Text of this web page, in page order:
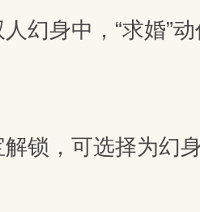
人幻身中，“求婚”
锁，可选择为幻